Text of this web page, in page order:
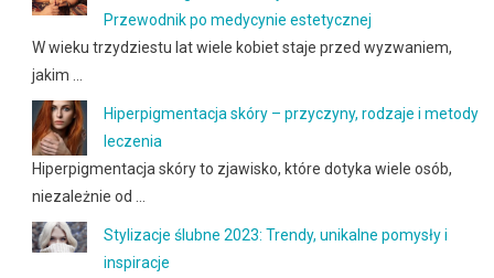
Przewodnik po medycynie estetycznej
W wieku trzydziestu lat wiele kobiet staje przed wyzwaniem,
jakim …
Hiperpigmentacja skóry – przyczyny, rodzaje i metody
leczenia
Hiperpigmentacja skóry to zjawisko, które dotyka wiele osób,
niezależnie od …
Stylizacje ślubne 2023: Trendy, unikalne pomysły i
inspiracje